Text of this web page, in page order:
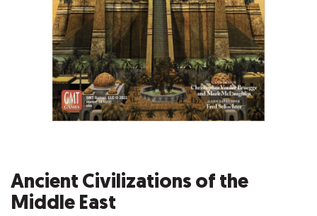
Ancient Civilizations of the
Middle East